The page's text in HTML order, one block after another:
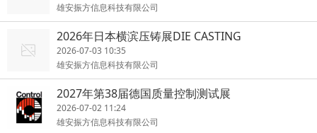
雄安振方信息科技有限公司
2026年日本横滨压铸展DIE CASTING
2026-07-03 10:35
雄安振方信息科技有限公司
2027年第38届德国质量控制测试展
2026-07-02 11:24
雄安振方信息科技有限公司